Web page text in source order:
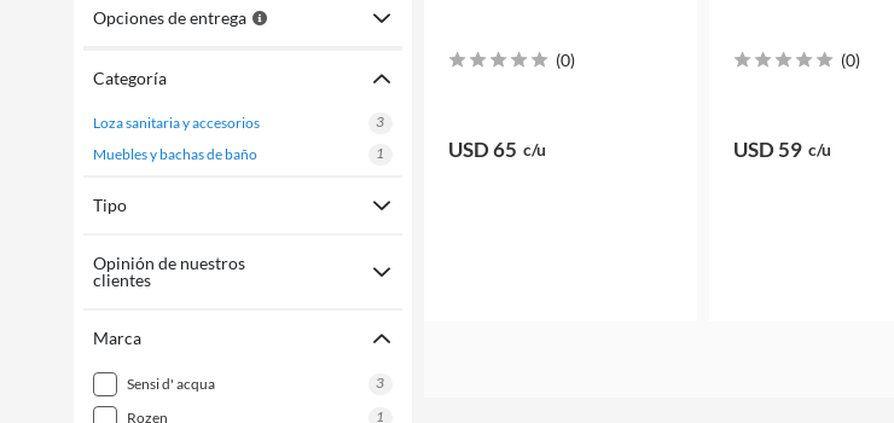
Opciones de entrega
Categoría
loza sanitaria y accesorios
3
muebles y bachas de baño
1
Tipo
Opinión de nuestros
clientes
Marca
sensi d' acqua
3
rozen
1
(0)
USD 65 c/u
(0)
USD 59 c/u